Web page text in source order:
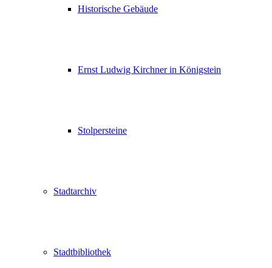
Historische Gebäude
Ernst Ludwig Kirchner in Königstein
Stolpersteine
Stadtarchiv
Stadtbibliothek